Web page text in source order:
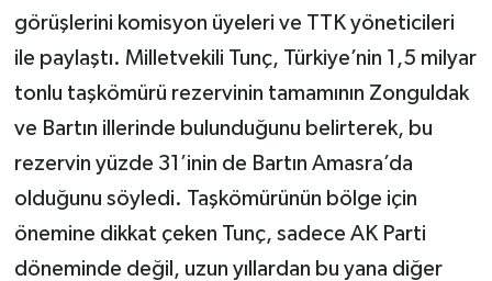
görüşlerini komisyon üyeleri ve TTK yöneticileri
ile paylaştı. Milletvekili Tunç, Türkiye’nin 1,5 milyar
tonlu taşkömürü rezervinin tamamının Zonguldak
ve Bartın illerinde bulunduğunu belirterek, bu
rezervin yüzde 31’inin de Bartın Amasra’da
olduğunu söyledi. Taşkömürünün bölge için
önemine dikkat çeken Tunç, sadece AK Parti
döneminde değil, uzun yıllardan bu yana diğer